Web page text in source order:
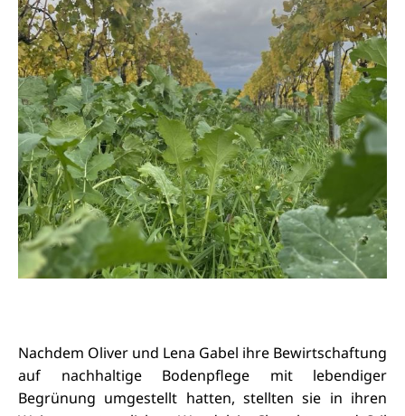
Nachdem Oliver und Lena Gabel ihre Bewirtschaftung
auf nachhaltige Bodenpflege mit lebendiger
Begrünung umgestellt hatten, stellten sie in ihren